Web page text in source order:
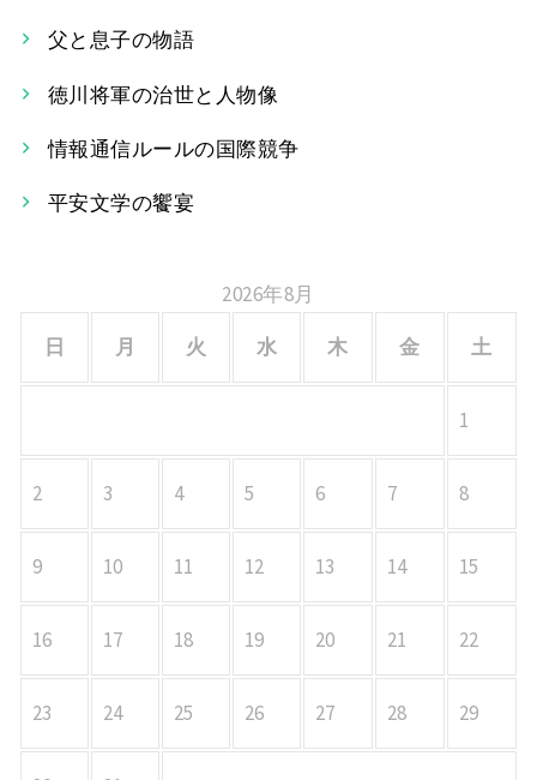
シ
ョ
ン
父と息子の物語
徳川将軍の治世と人物像
情報通信ルールの国際競争
平安文学の饗宴
2026年8月
日
月 火 水 木 金 土
1
2 3 4 5 6 7 8
9 10 11 12 13 14 15
16 17 18 19 20 21 22
23 24 25 26 27 28 29